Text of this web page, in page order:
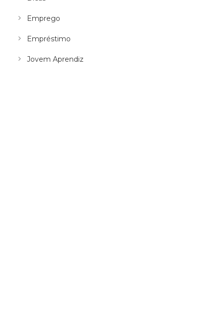
Emprego
Empréstimo
Jovem Aprendiz